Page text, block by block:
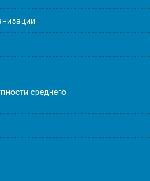
среднего